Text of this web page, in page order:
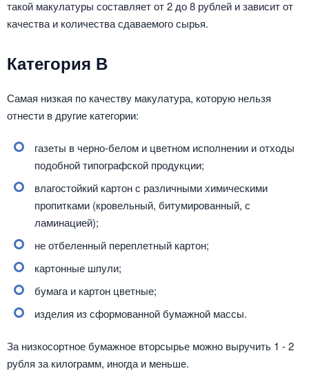
такой макулатуры составляет от 2 до 8 рублей и зависит от
качества и количества сдаваемого сырья.
Категория В
Самая низкая по качеству макулатура, которую нельзя
отнести в другие категории:
газеты в черно-белом и цветном исполнении и отходы
подобной типографской продукции;
влагостойкий картон с различными химическими
пропитками (кровельный, битумированный, с
ламинацией);
не отбеленный переплетный картон;
картонные шпули;
бумага и картон цветные;
изделия из сформованной бумажной массы.
За низкосортное бумажное вторсырье можно выручить 1 - 2
рубля за килограмм, иногда и меньше.